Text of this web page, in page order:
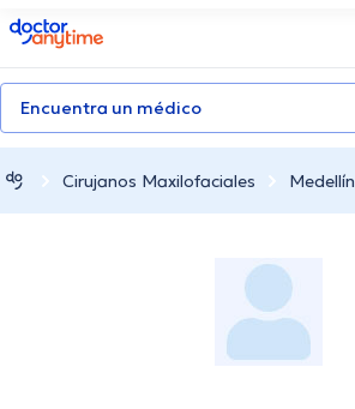
doctoranytime
Encuentra un médico
Cirujanos Maxilofaciales Medellín